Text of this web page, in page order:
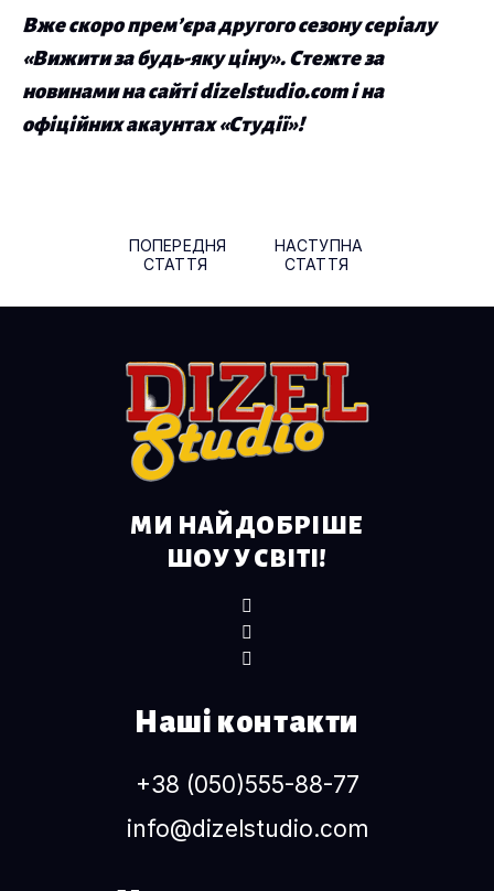
Вже скоро прем’єра другого сезону серіалу
«Вижити за будь-яку ціну». Стежте за
новинами на сайті dizelstudio.com і на
офіційних акаунтах «Студії»!
ПОПЕРЕДНЯ
СТАТТЯ
НАСТУПНА
СТАТТЯ
МИ НАЙДОБРІШЕ
ШОУ У СВІТІ!
Наші контакти
+38 (050)555-88-77
info@dizelstudio.com